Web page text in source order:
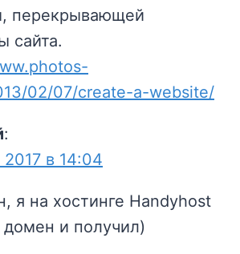
перекрывающей
сайта.
02/07/create-a-website/
:
2017 в 14:04
я на хостинге Handyhost
домен и получил)